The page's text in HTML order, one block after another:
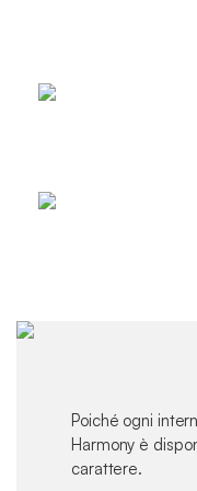
Poiché ogni
Harmony è
carattere.